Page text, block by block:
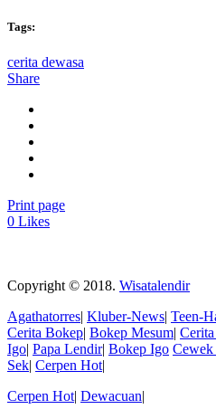
Tags:
cerita dewasa
Share
Print page
0 Likes
Copyright © 2018. Wisatalendir
Agathatorres| Kluber-News| Teen-
Cerita Bokep| Bokep Mesum|
Igo| Papa Lendir| Bokep Igo Cewek
Sek| Cerpen Hot|
Cerpen Hot| Dewacuan|